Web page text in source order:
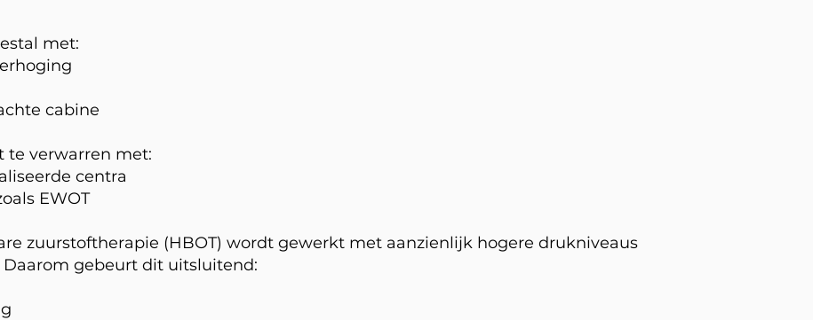
met:
cabine
te verwarren met:
centra
EWOT
zuurstoftherapie (HBOT) wordt gewerkt met aanzienlijk hogere drukniveaus
Daarom gebeurt dit uitsluitend: